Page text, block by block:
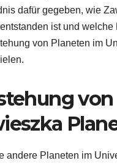
dafür gegeben, wie
ist und welche
von Planeten im
von
andere Planeten im